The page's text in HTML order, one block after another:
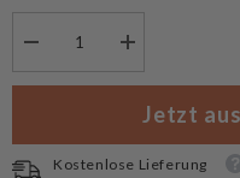
für
Kettensäge
Menge
für
Mil-
Tec
Kettensäge
Jetzt
Kostenlose Lieferung